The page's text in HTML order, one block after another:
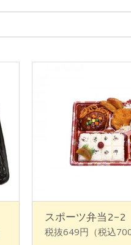
スポーツ弁当2-2
税抜649円（税込700